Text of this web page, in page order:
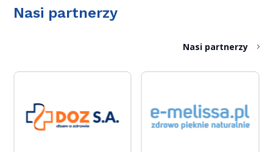
Nasi partnerzy
Nasi partnerzy